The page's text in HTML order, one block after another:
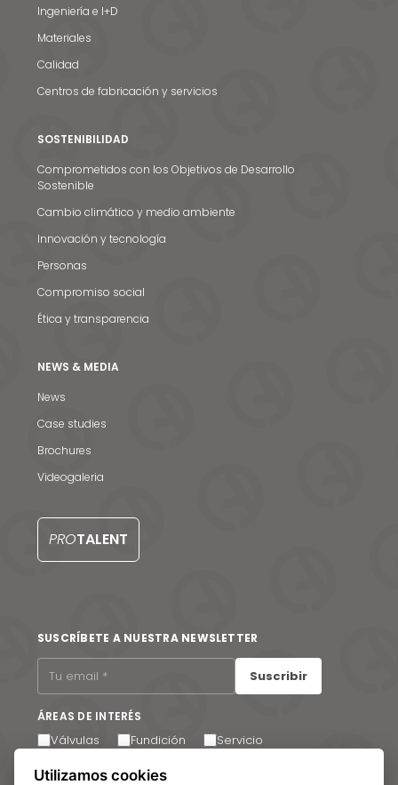
Noticias y medios
Contacto
Ingeniería e I+D
Materiales
Calidad
Centros de fabricación y servicios
SOSTENIBILIDAD
Comprometidos con los Objetivos de Desarrollo
Sostenible
Cambio climático y medio ambiente
Innovación y tecnología
Personas
Compromiso social
Ética y transparencia
NEWS & MEDIA
News
Case studies
Brochures
Videogaleria
PROTALENT
SUSCRÍBETE A NUESTRA NEWSLETTER
Suscribir
ÁREAS DE INTERÉS
Válvulas Fundición Servicio
Acepto recibir comunicaciones por correo electrónico.
Utilizamos cookies